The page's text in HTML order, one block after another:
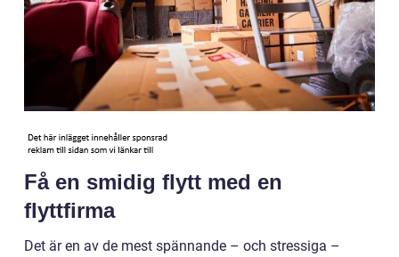
Få en smidig flytt med en
flyttfirma
Det är en av de mest spännande – och stressiga –